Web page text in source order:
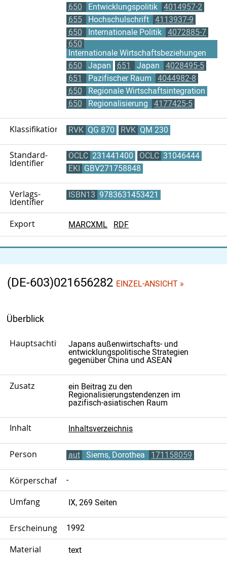
650
Entwicklungspolitik
4014957-2
655
Hochschulschrift
4113937-9
650
Internationale Politik
4072885-7
650
Internationale Wirtschaftsbeziehungen
650
Japan 651 Japan
4028495-5
651
Pazifischer Raum
4044982-8
650
Regionale Wirtschaftsintegration
650
Regionalisierung 4177425-5
Klassifikation RVK QG 870 RVK QM 230
Standard-
Identifier
OCLC 231441400 OCLC 31046444
EKI
GBV271758848
Verlags-
Identifier
ISBN13 9783631453421
Export MARCXML RDF
(DE-603)021656282 EINZEL-ANSICHT »
Überblick
Hauptsachtitel
Japans außenwirtschafts- und
entwicklungspolitische Strategien
gegenüber China und ASEAN
Zusatz
ein Beitrag zu den
Regionalisierungstendenzen im
pazifisch-asiatischen Raum
Inhalt Inhaltsverzeichnis
Person aut Siems, Dorothea 171158059
Körperschaft -
Umfang IX, 269 Seiten
Erscheinungsjahr1992
Material text